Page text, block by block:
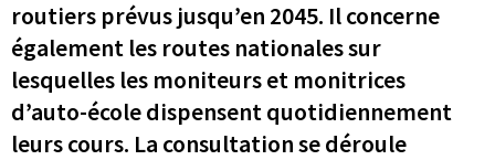
routiers prévus jusqu’en 2045. Il concerne
également les routes nationales sur
lesquelles les moniteurs et monitrices
d’auto-école dispensent quotidiennement
leurs cours. La consultation se déroule